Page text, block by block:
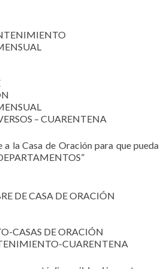
– CUARENTENA
la Casa de Oración para que
DE CASA DE ORACIÓN
CASAS DE ORACIÓN
CUARENTENA